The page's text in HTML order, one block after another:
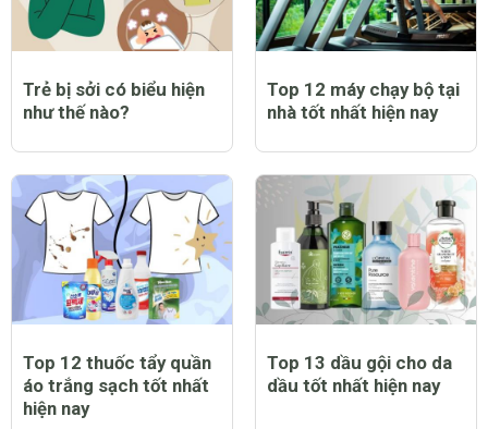
Trẻ bị sởi có biểu hiện
như thế nào?
Top 12 máy chạy bộ tại
nhà tốt nhất hiện nay
Top 12 thuốc tẩy quần
áo trắng sạch tốt nhất
hiện nay
Top 13 dầu gội cho da
dầu tốt nhất hiện nay